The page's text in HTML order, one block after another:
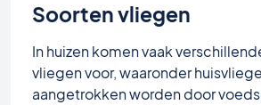
Soorten vliegen
In huizen komen vaak
vliegen voor, waaronder
aangetrokken worden door